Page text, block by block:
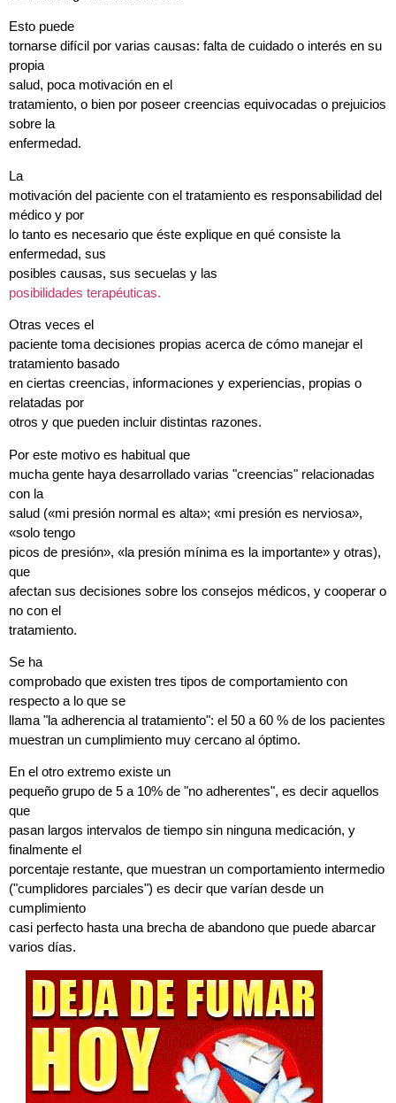
Esto puede
tornarse difícil por varias causas: falta de cuidado o interés en su
propia
salud, poca motivación en el
tratamiento, o bien por poseer creencias equivocadas o prejuicios
sobre la
enfermedad.
La
motivación del paciente con el tratamiento es responsabilidad del
médico y por
lo tanto es necesario que éste explique en qué consiste la
enfermedad, sus
posibles causas, sus secuelas y las
posibilidades terapéuticas.
Otras veces el
paciente toma decisiones propias acerca de cómo manejar el
tratamiento basado
en ciertas creencias, informaciones y experiencias, propias o
relatadas por
otros y que pueden incluir distintas razones.
Por este motivo es habitual que
mucha gente haya desarrollado varias "creencias" relacionadas
con la
salud («mi presión normal es alta»; «mi presión es nerviosa»,
«solo tengo
picos de presión», «la presión mínima es la importante» y otras),
que
afectan sus decisiones sobre los consejos médicos, y cooperar o
no con el
tratamiento.
Se ha
comprobado que existen tres tipos de comportamiento con
respecto a lo que se
llama "la adherencia al tratamiento": el 50 a 60 % de los pacientes
muestran un cumplimiento muy cercano al óptimo.
En el otro extremo existe un
pequeño grupo de 5 a 10% de "no adherentes", es decir aquellos
que
pasan largos intervalos de tiempo sin ninguna medicación, y
finalmente el
porcentaje restante, que muestran un comportamiento intermedio
("cumplidores parciales") es decir que varían desde un
cumplimiento
casi perfecto hasta una brecha de abandono que puede abarcar
varios días.